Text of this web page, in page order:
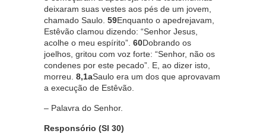
deixaram suas vestes aos pés de um jovem,
chamado Saulo. 59Enquanto o apedrejavam,
Estêvão clamou dizendo: “Senhor Jesus,
acolhe o meu espírito”. 60Dobrando os
joelhos, gritou com voz forte: “Senhor, não os
condenes por este pecado”. E, ao dizer isto,
morreu. 8,1aSaulo era um dos que aprovavam
a execução de Estêvão.
– Palavra do Senhor.
Responsório (Sl 30)